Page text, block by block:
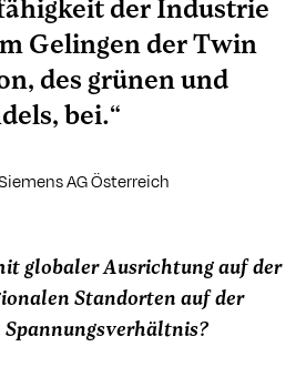
der Industrie
Gelingen der Twin
des grünen und
bei.“
AG Österreich
globaler Ausrichtung auf der
Standorten auf der
Spannungsverhältnis?